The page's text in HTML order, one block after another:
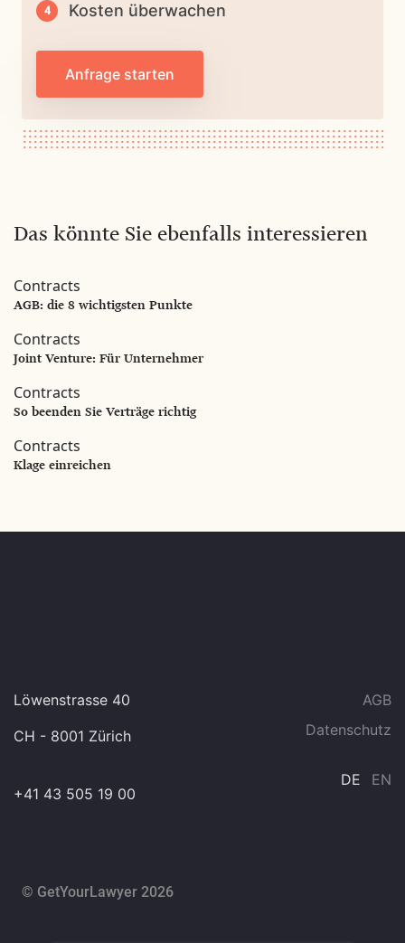
Kosten überwachen
Anfrage starten
Das könnte Sie ebenfalls interessieren
Contracts
AGB: die 8 wichtigsten Punkte
Contracts
Joint Venture: Für Unternehmer
Contracts
So beenden Sie Verträge richtig
Contracts
Klage einreichen
Löwenstrasse 40
CH - 8001 Zürich
+41 43 505 19 00
AGB
Datenschutz
DE EN
© GetYourLawyer 2026